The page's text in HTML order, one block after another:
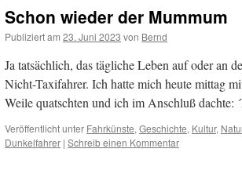
Schon wieder der Mummum
Publiziert am 23. Juni 2023 von Bernd
Ja tatsächlich, das tägliche Leben auf oder an
Nicht-Taxifahrer. Ich hatte mich heute mittag
Weile quatschten und ich im Anschluß dachte:
Veröffentlicht unter Fahrkünste, Geschichte, Kultur,
Dunkelfahrer | Schreib einen Kommentar